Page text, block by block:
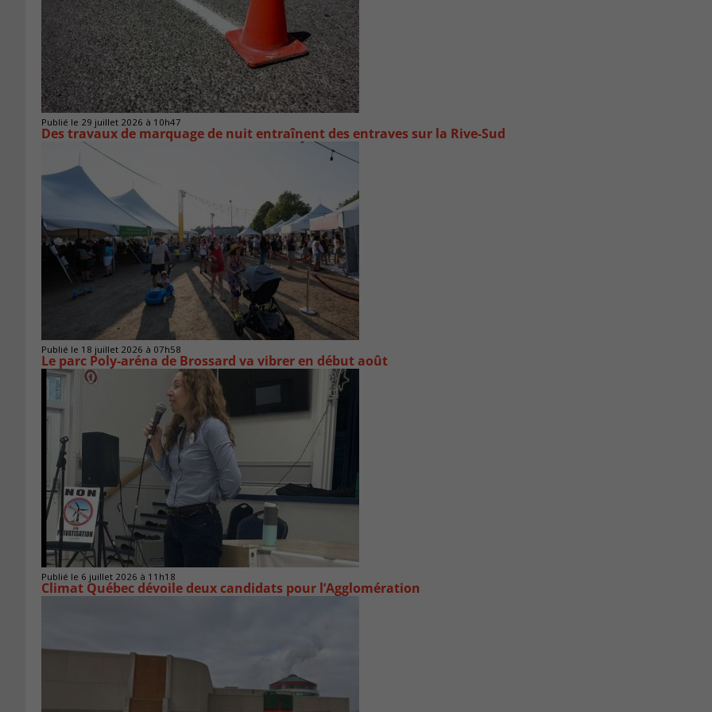
Publié le 29 juillet 2026 à 10h47
Des travaux de marquage de nuit entraînent des entraves sur la Rive-Sud
Publié le 18 juillet 2026 à 07h58
Le parc Poly-aréna de Brossard va vibrer en début août
Publié le 6 juillet 2026 à 11h18
Climat Québec dévoile deux candidats pour l’Agglomération